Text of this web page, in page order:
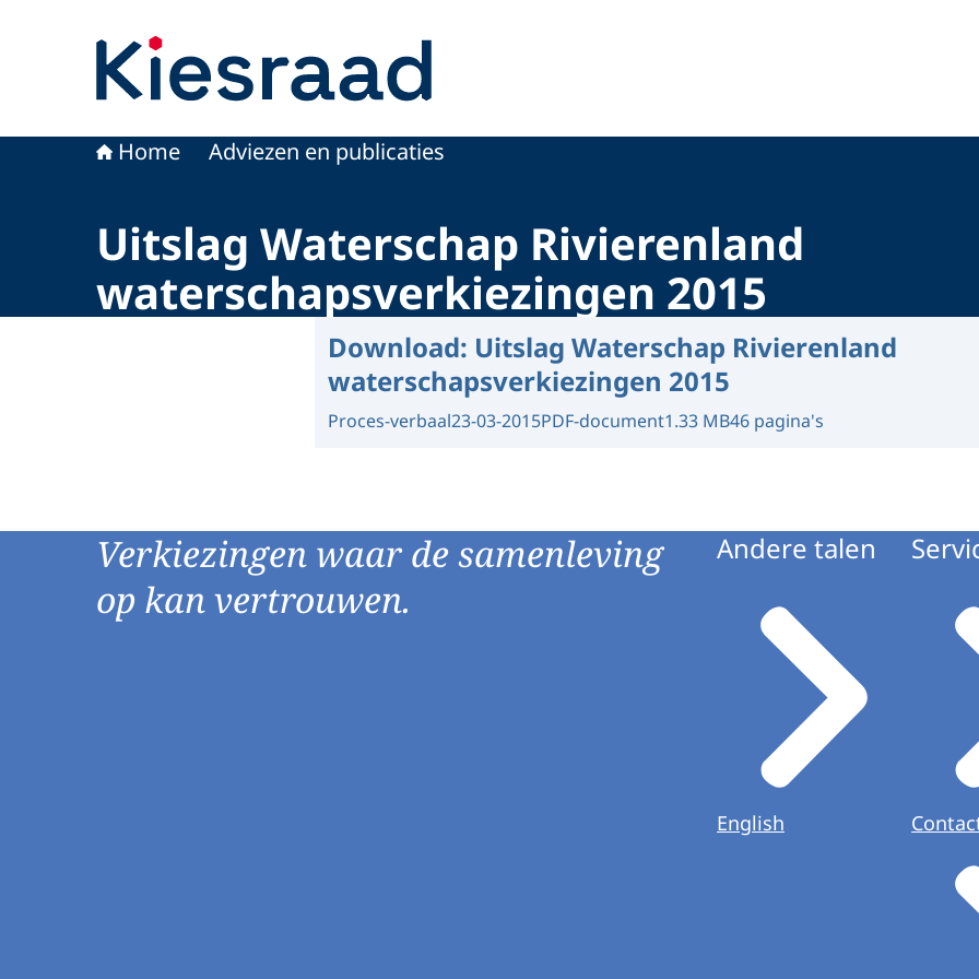
Home Adviezen en publicaties
Uitslag Waterschap Rivierenland
waterschapsverkiezingen 2015
Download: Uitslag Waterschap Rivierenland
waterschapsverkiezingen 2015
Proces-verbaal23-03-2015PDF-document1.33 MB46 pagina's
Verkiezingen waar de samenleving
op kan vertrouwen.
Andere talen
English